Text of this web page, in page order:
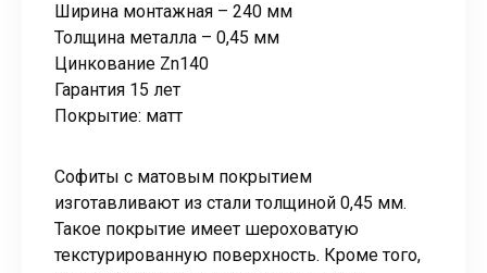
Ширина монтажная – 240 мм
Толщина металла – 0,45 мм
Цинкование Zn140
Гарантия 15 лет
Покрытие: матт
Софиты с матовым покрытием
изготавливают из стали толщиной 0,45 мм.
Такое покрытие имеет шероховатую
текстурированную поверхность. Кроме того,